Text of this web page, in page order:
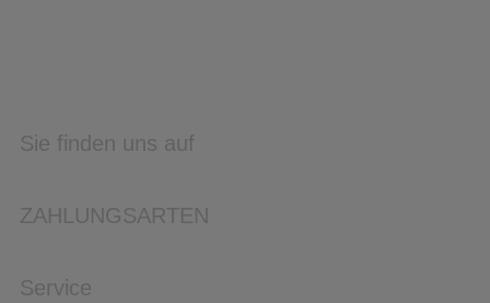
Sie finden uns auf
ZAHLUNGSARTEN
Service